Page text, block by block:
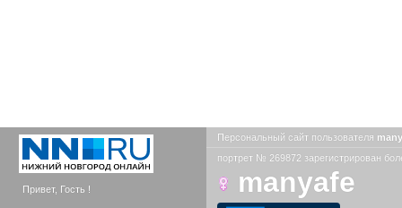
Привет, Гость !
Персональный сайт пользователя
портрет № 269872 зарегистрирован
manyafe